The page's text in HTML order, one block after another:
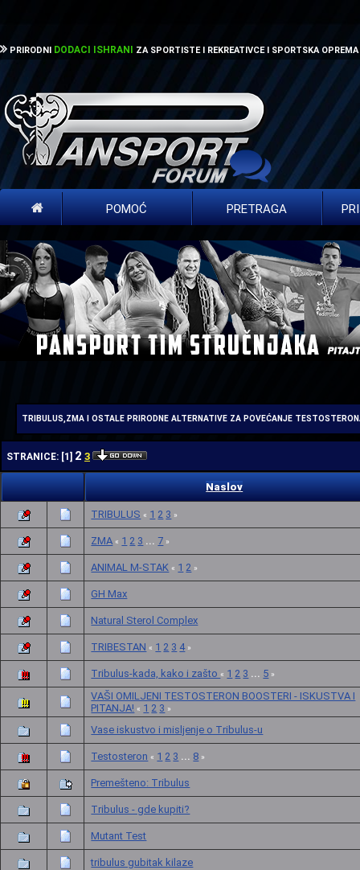
PRIRODNI DODACI ISHRANI ZA SPORTISTE I REKREATIVCE I SPORTSKA OPREMA
POMOĆ PRETRAGA
TRIBULUS,ZMA I OSTALE PRIRODNE ALTERNATIVE ZA POVEĆANJE
STRANICE: [1 ] 2 3
Naslov
TRIBULUS « 1 2 3 »
ZMA « 1 2 3 ...7 »
ANIMAL M-STAK « 1 2 »
GH Max
Natural Sterol Complex
TRIBESTAN « 1 2 3 4»
Tribulus-kada, kako i zašto « 1 2 3 ... 5 »
VAŠI OMILJENI TESTOSTERON BOOSTERI - ISKUSTVA I
PITANJA! « 1 2 3 »
Vase iskustvo i misljenje o Tribulus-u
Testosteron « 1 2 3 ... 8 »
Premešteno: Tribulus
Tribulus - gde kupiti?
Mutant Test
tribulus gubitak kilaze